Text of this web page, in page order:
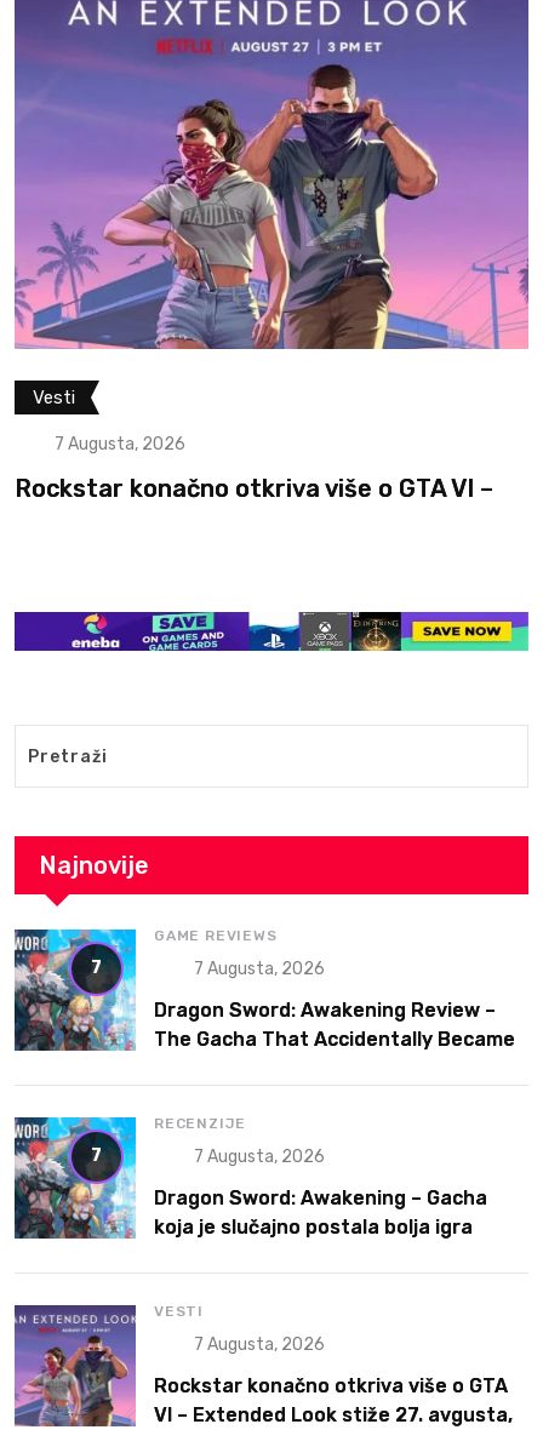
Vesti
7 Augusta, 2026
Rockstar konačno otkriva više o GTA VI –
Najnovije
7
GAME REVIEWS
7 Augusta, 2026
Dragon Sword: Awakening Review –
The Gacha That Accidentally Became
7
RECENZIJE
7 Augusta, 2026
Dragon Sword: Awakening – Gacha
koja je slučajno postala bolja igra
VESTI
7 Augusta, 2026
Rockstar konačno otkriva više o GTA
VI – Extended Look stiže 27. avgusta,